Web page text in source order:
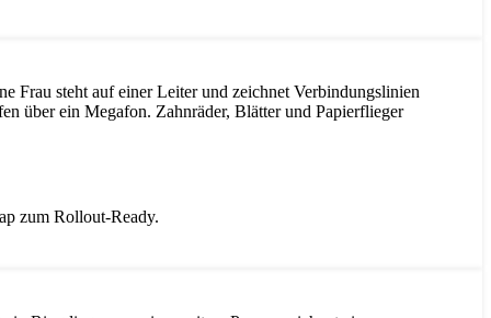
zum Rollout-Ready.